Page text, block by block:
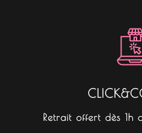
Retrait offert dès 1h